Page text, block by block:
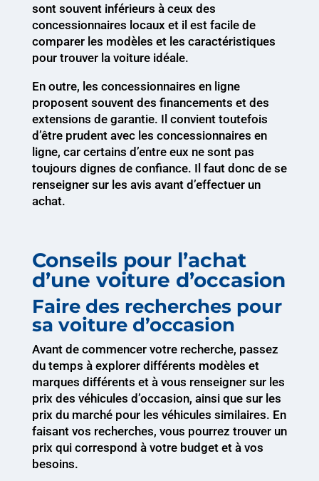
sont souvent inférieurs à ceux des
concessionnaires locaux et il est facile de
comparer les modèles et les caractéristiques
pour trouver la voiture idéale.
En outre, les concessionnaires en ligne
proposent souvent des financements et des
extensions de garantie. Il convient toutefois
d’être prudent avec les concessionnaires en
ligne, car certains d’entre eux ne sont pas
toujours dignes de confiance. Il faut donc de se
renseigner sur les avis avant d’effectuer un
achat.
Conseils pour l’achat
d’une voiture d’occasion
Faire des recherches pour
sa voiture d’occasion
Avant de commencer votre recherche, passez
du temps à explorer différents modèles et
marques différents et à vous renseigner sur les
prix des véhicules d’occasion, ainsi que sur les
prix du marché pour les véhicules similaires. En
faisant vos recherches, vous pourrez trouver un
prix qui correspond à votre budget et à vos
besoins.